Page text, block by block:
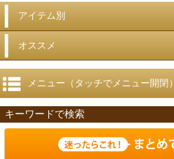
アイテム別
オススメ
メニュー（タッチでメニュー開閉）
キーワードで検索